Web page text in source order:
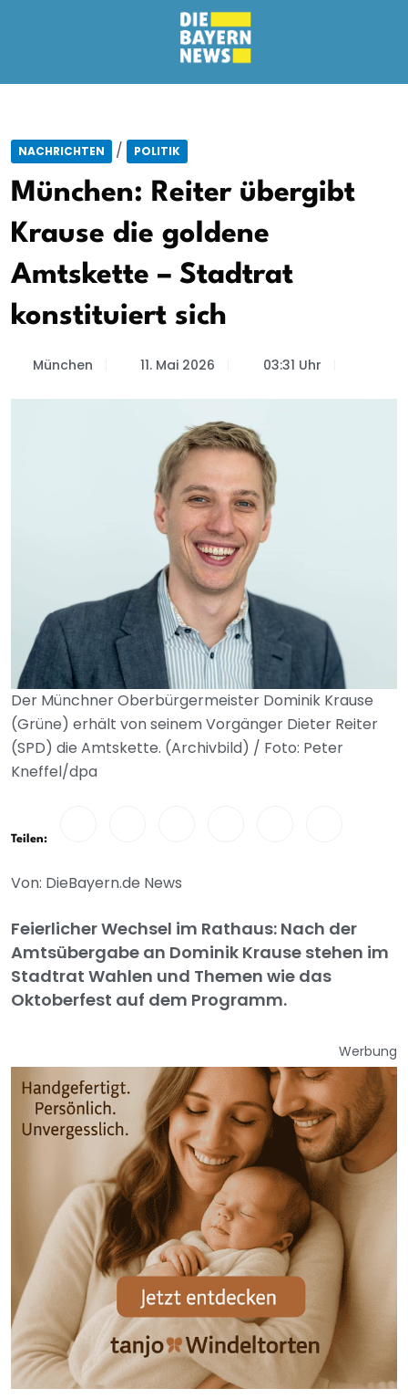
NACHRICHTEN / POLITIK
München: Reiter übergibt
Krause die goldene
Amtskette – Stadtrat
konstituiert sich
München 11. Mai 2026 03:31 Uhr
Der Münchner Oberbürgermeister Dominik Krause
(Grüne) erhält von seinem Vorgänger Dieter Reiter
(SPD) die Amtskette. (Archivbild) / Foto: Peter
Kneffel/dpa
Teilen:
Von: DieBayern.de News
Feierlicher Wechsel im Rathaus: Nach der
Amtsübergabe an Dominik Krause stehen im
Stadtrat Wahlen und Themen wie das
Oktoberfest auf dem Programm.
Werbung